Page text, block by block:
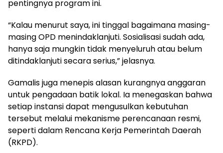
pentingnya program ini.
“Kalau menurut saya, ini tinggal bagaimana masing-
masing OPD menindaklanjuti. Sosialisasi sudah ada,
hanya saja mungkin tidak menyeluruh atau belum
ditindaklanjuti secara serius,” jelasnya.
Gamalis juga menepis alasan kurangnya anggaran
untuk pengadaan batik lokal. Ia menegaskan bahwa
setiap instansi dapat mengusulkan kebutuhan
tersebut melalui mekanisme perencanaan resmi,
seperti dalam Rencana Kerja Pemerintah Daerah
(RKPD).